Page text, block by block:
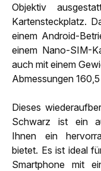
Objektiv
Kartensteckplatz.
einem Android-
einem Nano-SIM-
auch mit einem
Abmessungen
Dieses
Schwarz ist ein
Ihnen ein
bietet. Es ist ideal
Smartphone mit